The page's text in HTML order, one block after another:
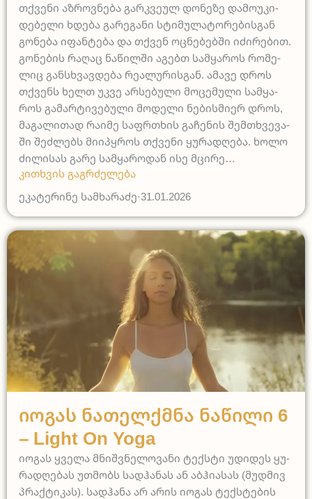
თქვე­ნი აზ­როვ­ნე­ბა გარ­კვე­ულ დო­ნე­ზე და­მო­უ­კი­
დე­ბე­ლი ხდე­ბა გა­რე­გა­ნი სტი­მუ­ლა­ტო­რე­ბის­გან
გო­ნე­ბა იფან­ტე­ბა და თქვენ ოცნე­ბებ­ში იძი­რე­ბით.
გო­ნე­ბის რა­ღაც ნა­წილ­ში აგებთ სამ­ყა­როს რო­მე­
ლიც განს­ხვავ­დე­ბა რე­ა­ლუ­რის­გან. ამა­ვე დროს
თქვენს ხელთ უკვე არ­სე­ბუ­ლი მო­ცე­მუ­ლი სამ­ყა­
როს გა­მარ­ტი­ვე­ბუ­ლი მო­დე­ლი ნე­ბის­მი­ერ დროს,
მა­გა­ლი­თად რა­ი­მე საფ­რთხის გა­ჩე­ნის შემთ­ხვე­ვა­
ში შეძ­ლებს მი­იპ­ყროს თქვე­ნი ყუ­რად­ღე­ბა. ხო­ლო
ძი­ლი­სას გა­რე სამ­ყა­რო­დან ისე მცი­რე…
კითხვის გაგრძელება
ეკატერინე სამხარაძე·31.01.2026
Იოგას Ნათელქმნა Ნაწილი 6
– Light On Yoga
იო­გას ყვე­ლა მნიშ­ვნე­ლო­ვა­ნი ტექ­სტი უდი­დეს ყუ­
რად­ღე­ბას უთ­მობს სად­ჰა­ნას ან აბ­ჰი­ა­სას (მუდ­მივ
პრაქ­ტი­კას). სად­ჰა­ნა არ არის იო­გას ტექ­სტე­ბის